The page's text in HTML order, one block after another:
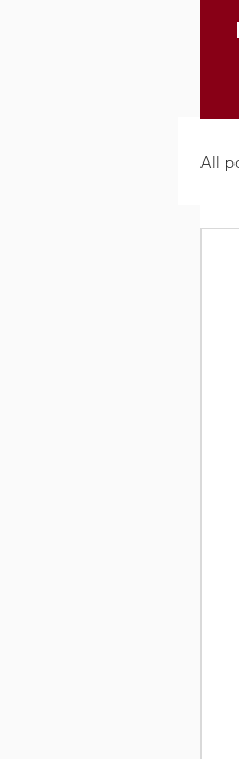
All